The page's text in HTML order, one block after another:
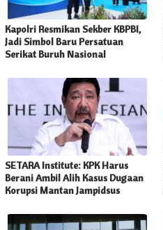
Kapolri Resmikan Sekber KBPBI,
Jadi Simbol Baru Persatuan
Serikat Buruh Nasional
SETARA Institute: KPK Harus
Berani Ambil Alih Kasus Dugaan
Korupsi Mantan Jampidsus